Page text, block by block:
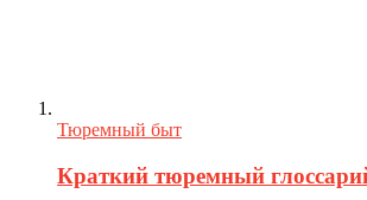
Тюремный быт
Краткий тюремный